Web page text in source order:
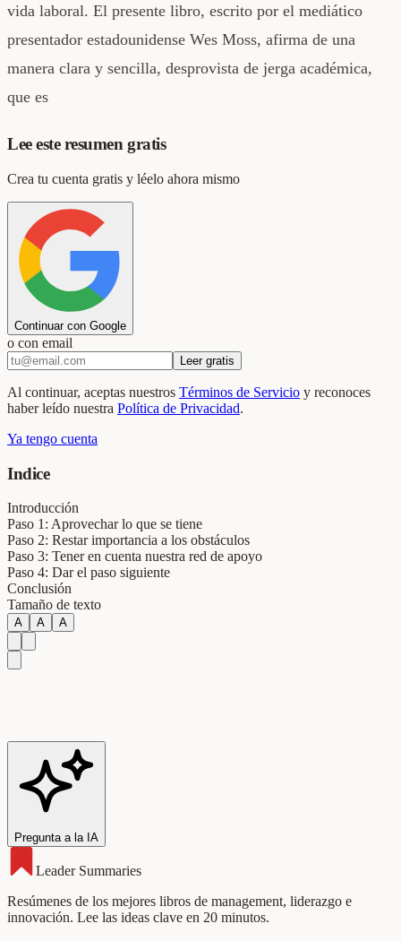
vida laboral. El presente libro, escrito por el mediático
presentador estadounidense Wes Moss, afirma de una
manera clara y sencilla, desprovista de jerga académica,
que es
Lee este resumen gratis
Crea tu cuenta gratis y léelo ahora mismo
Continuar con Google
o con email
Leer gratis
Al continuar, aceptas nuestros Términos de Servicio y reconoces
haber leído nuestra Política de Privacidad.
Ya tengo cuenta
Indice
Introducción
Paso 1: Aprovechar lo que se tiene
Paso 2: Restar importancia a los obstáculos
Paso 3: Tener en cuenta nuestra red de apoyo
Paso 4: Dar el paso siguiente
Conclusión
Tamaño de texto
A A A
Pregunta a la IA
Leader Summaries
Resúmenes de los mejores libros de management, liderazgo e
innovación. Lee las ideas clave en 20 minutos.